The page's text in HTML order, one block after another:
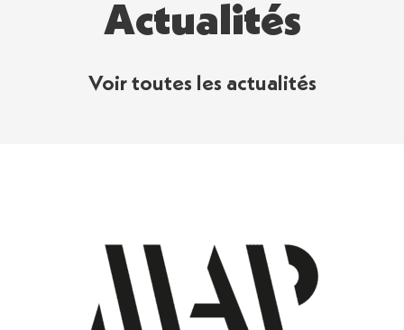
Actualités
Voir toutes les actualités